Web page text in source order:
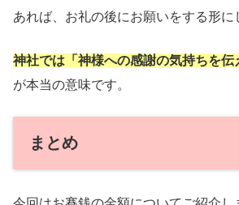
あれば、お礼の後にお願いをする形に
神社では「神様への感謝の気持ちを伝
が本当の意味です。
まとめ